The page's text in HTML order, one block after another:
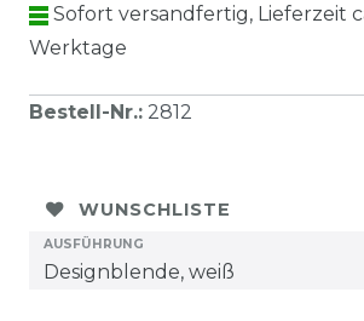
Sofort versandfertig, Lieferzeit
Werktage
Bestell-Nr.: 2812
WUNSCHLISTE
AUSFÜHRUNG